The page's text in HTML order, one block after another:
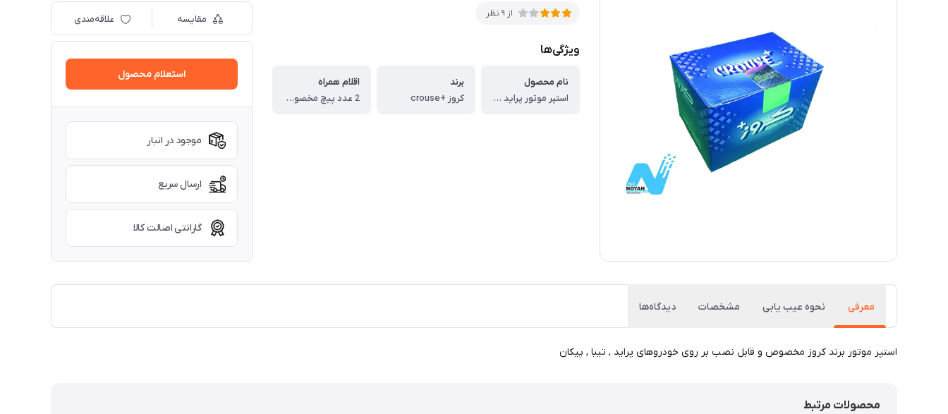
از 9 نظر
ویژگی‌ها
نام محصول
استپر موتور پراید و تیبا و پیکان
برند
کروز +crouse
اقلام همراه
2 عدد پیچ مخصوص + اورینگ
مقایسه علاقه‌مندی
استعلام محصول
موجود در انبار
ارسال سریع
گارانتی اصالت کالا
معرفی نحوه عیب یابی مشخصات دیدگاه‌ها
استپر موتور برند کروز مخصوص و قابل نصب بر روی خودروهای پراید , تیبا , پیکان
محصولات مرتبط